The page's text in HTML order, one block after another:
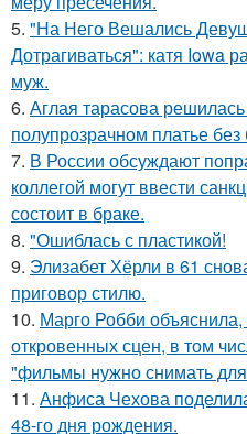
5. "На Него Вешались
Дотрагиваться": катя Iowa
муж.
6. Аглая тарасова
полупрозрачном платье без
7. В России обсуждают
коллегой могут ввести
состоит в браке.
8. "Ошиблась с пластикой!
9. Элизабет Хёрли в 61
приговор стилю.
10. Марго Робби
откровенных сцен, в том
"фильмы нужно снимать для
11. Анфиса Чехова
48-го дня рождения.